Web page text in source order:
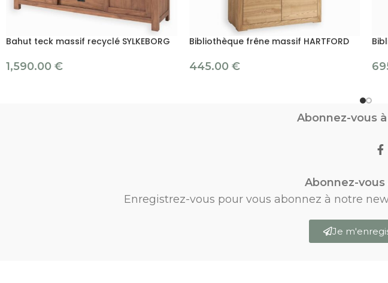
Bahut teck massif recyclé SYLKEBORG
1,590.00 €
Bibliothèque frêne massif HARTFORD
445.00 €
Abonnez-vous
Abonnez-
Enregistrez-vous pour vous abonnez à notre
Je